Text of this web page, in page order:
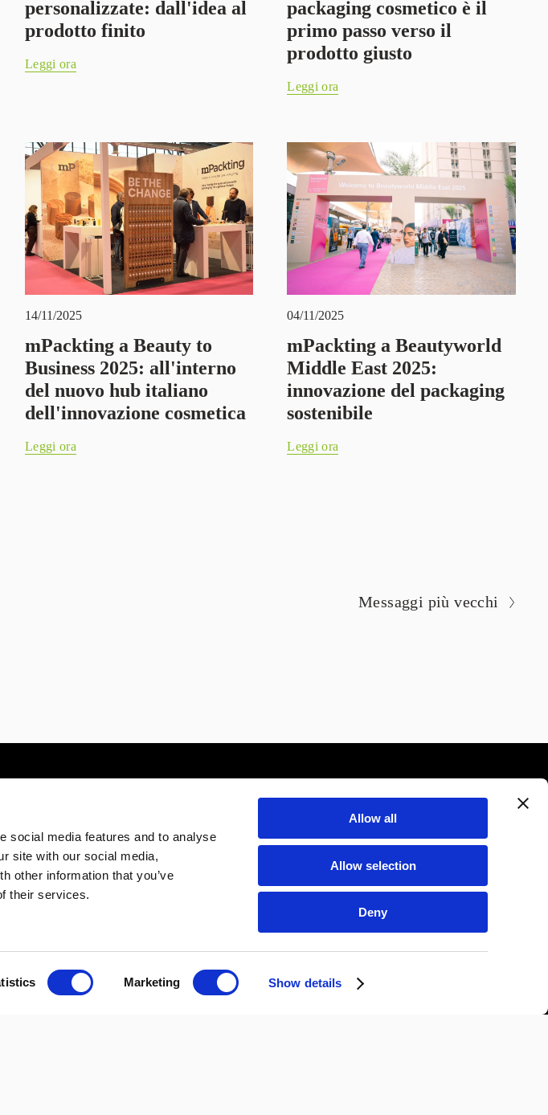
social media features and to analyse
site with our social media,
other information that you’ve
their services.
Marketing Show details
Allow all
Allow selection
Deny
personalizzate: dall'idea al
prodotto finito
Leggi ora
packaging cosmetico è il
primo passo verso il
prodotto giusto
Leggi ora
14/11/2025
mPackting a Beauty to
Business 2025: all'interno
del nuovo hub italiano
dell'innovazione cosmetica
Leggi ora
04/11/2025
mPackting a Beautyworld
Middle East 2025:
innovazione del packaging
sostenibile
Leggi ora
Messaggi più vecchi